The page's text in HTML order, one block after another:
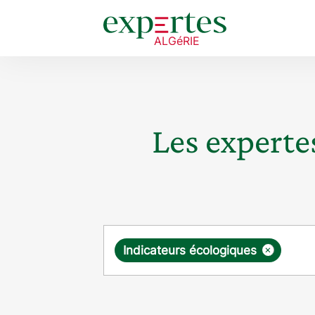
Les
Requête ×
Indicateurs écologiques